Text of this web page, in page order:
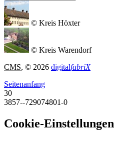
© Kreis Höxter
© Kreis Warendorf
CMS, © 2026 digitalfabriX
Seitenanfang
30
3857--729074801-0
Cookie-Einstellungen